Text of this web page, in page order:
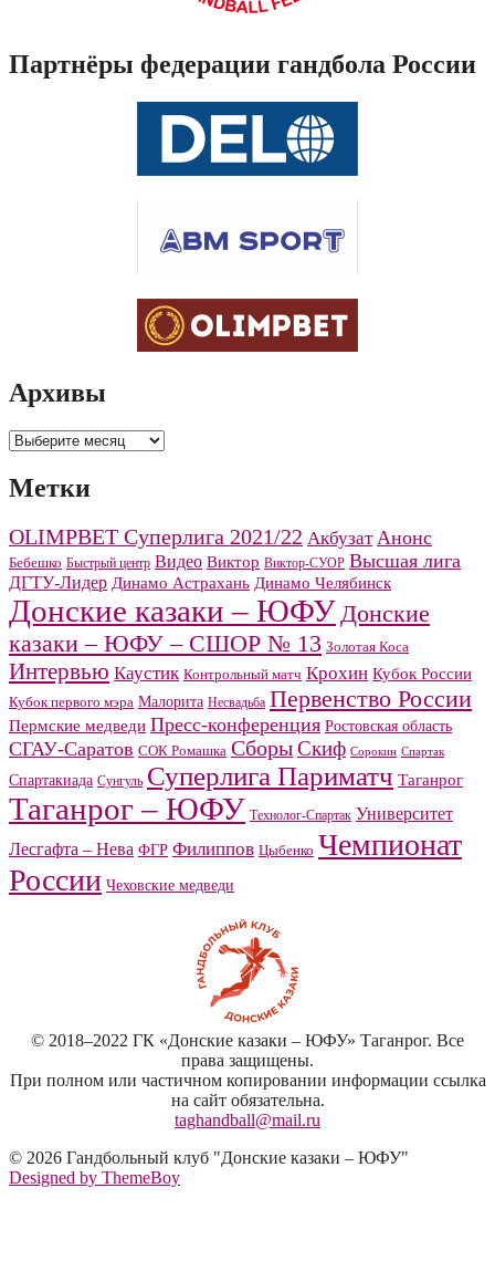
Партнёры федерации гандбола России
Архивы
Архивы
Метки
OLIMPBET Суперлига 2021/22 Акбузат Анонс
Бебешко Быстрый центр Видео Виктор Виктор-СУОР Высшая лига
ДГТУ-Лидер Динамо Астрахань Динамо Челябинск
Донские казаки – ЮФУДонские
казаки – ЮФУ – СШОР № 13 Золотая Коса
Интервью Каустик Контрольный матч Крохин Кубок России
Кубок первого мэра Малорита Несвадьба Первенство России
Пермские медведи Пресс-конференция Ростовская область
СГАУ-Саратов СОК Ромашка СборыСкиф Сорокин Спартак
Спартакиада Сунгуль Суперлига Париматч Таганрог
Таганрог – ЮФУ Технолог-Спартак Университет
Лесгафта – Нева ФГР Филиппов Цыбенко Чемпионат
России Чеховские медведи
© 2018–2022 ГК «Донские казаки – ЮФУ» Таганрог. Все
права защищены.
При полном или частичном копировании информации ссылка
на сайт обязательна.
taghandball@mail.ru
© 2026 Гандбольный клуб "Донские казаки – ЮФУ"
Designed by ThemeBoy